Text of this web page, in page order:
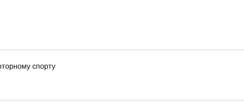
спорту